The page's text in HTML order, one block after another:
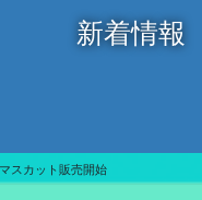
新着情報
スカット販売開始